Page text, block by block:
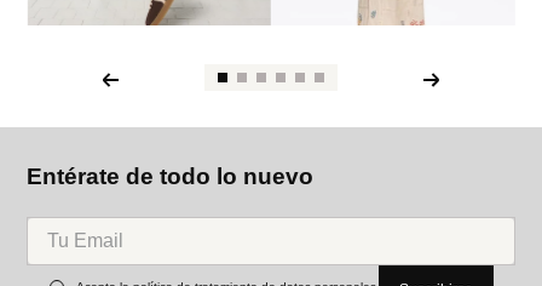
Entérate de todo lo nuevo